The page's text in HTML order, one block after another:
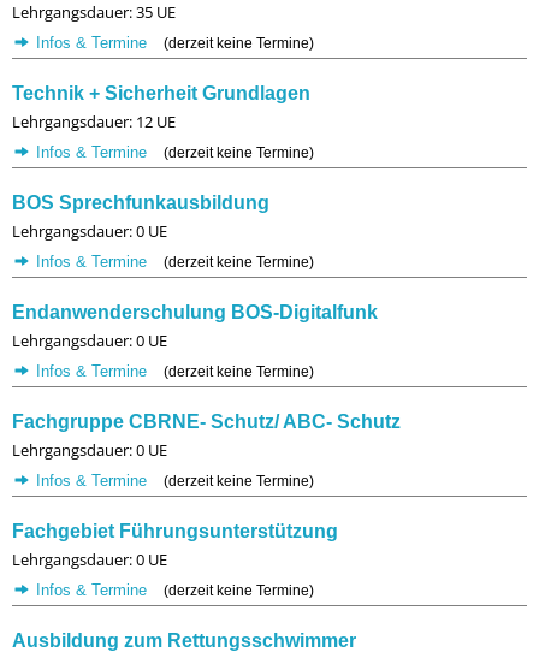
Lehrgangsdauer: 35 UE
Infos & Termine (derzeit keine Termine)
Technik + Sicherheit Grundlagen
Lehrgangsdauer: 12 UE
Infos & Termine (derzeit keine Termine)
BOS Sprechfunkausbildung
Lehrgangsdauer: 0 UE
Infos & Termine (derzeit keine Termine)
Endanwenderschulung BOS-Digitalfunk
Lehrgangsdauer: 0 UE
Infos & Termine (derzeit keine Termine)
Fachgruppe CBRNE- Schutz/ ABC- Schutz
Lehrgangsdauer: 0 UE
Infos & Termine (derzeit keine Termine)
Fachgebiet Führungsunterstützung
Lehrgangsdauer: 0 UE
Infos & Termine (derzeit keine Termine)
Ausbildung zum Rettungsschwimmer